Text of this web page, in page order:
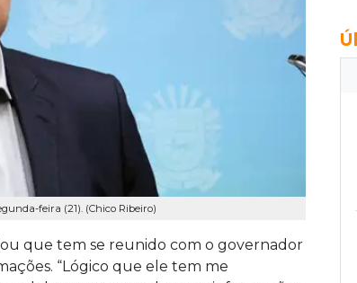
feira (21). (Chico Ribeiro)
que tem se reunido com o governador
“Lógico que ele tem me